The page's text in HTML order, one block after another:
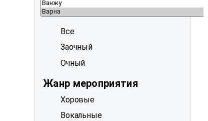
Все
Заочный
Очный
Жанр мероприятия
Хоровые
Вокальные